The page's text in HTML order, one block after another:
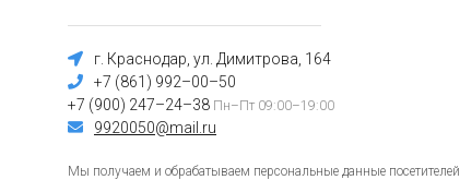
г. Краснодар, ул. Димитрова, 164
+7 (861) 992–00–50
+7 (900) 247–24–38 Пн–Пт 09:00–19:00
9920050@mail.ru
Мы получаем и обрабатываем персональные данные посетителей